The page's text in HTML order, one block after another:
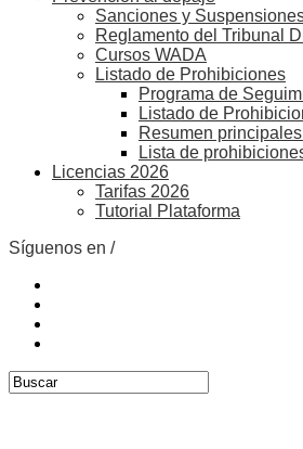
Sanciones y
Reglamento del Tribunal
Cursos WADA
Listado de Prohibiciones
Programa de
Listado de
Resumen
Lista de
Licencias 2026
Tarifas 2026
Tutorial Plataforma
Síguenos en /